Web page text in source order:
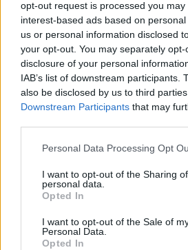
opt-out request is processed you may
interest-based ads based on
us or personal information disclosed
your opt-out. You may separately
disclosure of your personal
IAB’s list of downstream participants.
also be disclosed by us to third
Downstream Participants that may
Personal Data Processing Opt
I want to opt-out of the Sharing
personal data.
Opted In
I want to opt-out of the Sale of
Personal Data.
Opted In
ΓΕΎΣΗ - ΨΥΧΑΓΩΓΊΑ •
Χανιά: “Μάγια η
παράσταση στο
Τάφρου
10 Αυγούστου 2026
ΓΕΎΣΗ - ΨΥΧΑΓΩΓΊΑ
Xανιά: Ο
αμφιθέατρο
10 Αυγούστου 2026
ΓΕΎΣΗ - ΨΥΧΑΓΩΓΊΑ •
Χανιά: “Η Στράτα